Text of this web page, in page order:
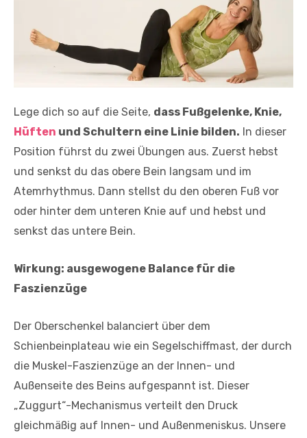
Lege dich so auf die Seite, dass Fuß­gelenke, Knie,
Hüften und Schultern eine Linie bilden. In dieser
Position führst du zwei Übungen aus. Zuerst hebst
und ­senkst du das obere Bein langsam und im
Atemrhythmus. Dann stellst du den oberen Fuß vor
oder hinter dem unteren Knie auf und hebst und
senkst das untere Bein.
Wirkung: ausgewogene Balance für die
Faszienzüge
Der Oberschenkel balanciert über dem
Schienbeinplateau wie ein Segelschiffmast, der durch
die Muskel-Faszien­züge an der Innen- und
Außenseite des Beins aufgespannt ist. Dieser
„Zuggurt“-Mechanismus verteilt den Druck
gleichmäßig auf Innen- und Außenmeniskus. Unsere